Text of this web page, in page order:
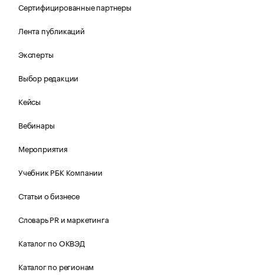
Сертифицированные партнеры
Лента публикаций
Эксперты
Выбор редакции
Кейсы
Вебинары
Мероприятия
Учебник РБК Компании
Статьи о бизнесе
Словарь PR и маркетинга
Каталог по ОКВЭД
Каталог по регионам